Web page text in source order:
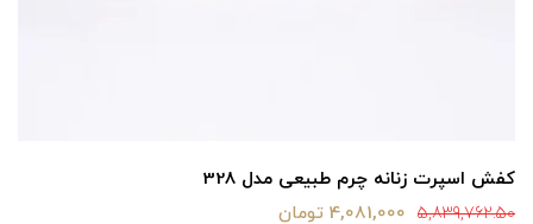
کفش اسپرت زنانه چرم طبیعی مدل 328
5,839,762.50 4,081,000 تومان